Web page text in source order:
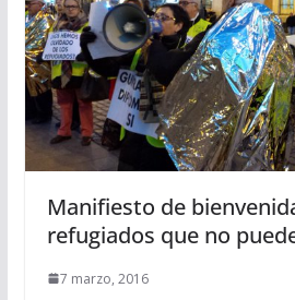
Manifiesto de
refugiados que no
7 marzo, 2016